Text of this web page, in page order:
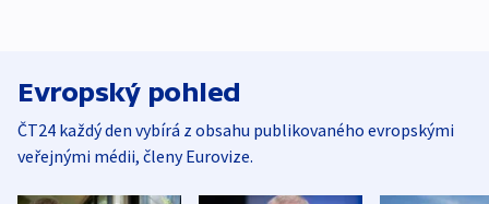
Evropský pohled
ČT24 každý den vybírá z obsahu publikovaného evropskými
veřejnými médii, členy Eurovize.